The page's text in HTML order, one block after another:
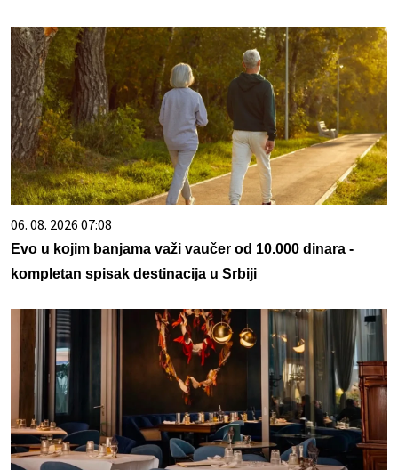
06. 08. 2026 07:08
Evo u kojim banjama važi vaučer od 10.000 dinara -
kompletan spisak destinacija u Srbiji